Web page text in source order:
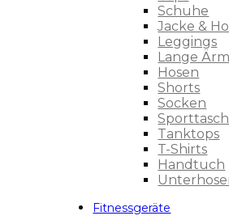
Schuhe
Jacke &
Leggings
Lange
Hosen
Shorts
Socken
Tanktops
T-Shirts
Handtuch
Fitnessgeräte